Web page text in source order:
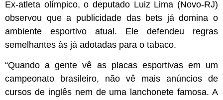
Ex-atleta olímpico, o deputado Luiz Lima (Novo-RJ)
observou que a publicidade das bets já domina o
ambiente esportivo atual. Ele defendeu regras
semelhantes às já adotadas para o tabaco.
“Quando a gente vê as placas esportivas em um
campeonato brasileiro, não vê mais anúncios de
cursos de inglês nem de uma lanchonete famosa. A